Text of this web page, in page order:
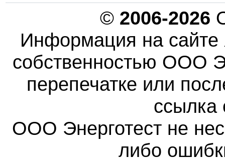
© 2006-2026
Информация на сайте
собственностью ООО
перепечатке или
ссылка
ООО Энерготест не
либо